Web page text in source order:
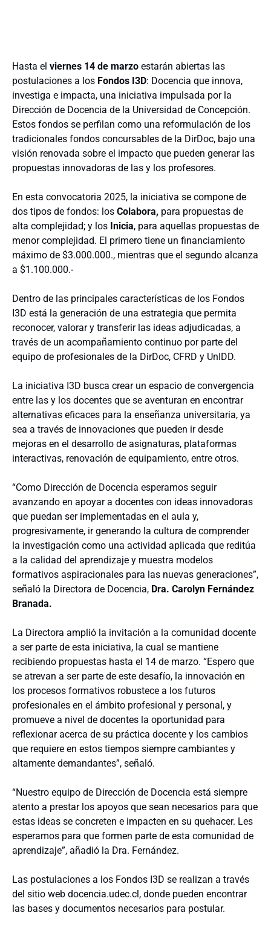
Hasta el viernes 14 de marzo estarán abiertas las
postulaciones a los Fondos I3D: Docencia que innova,
investiga e impacta, una iniciativa impulsada por la
Dirección de Docencia de la Universidad de Concepción.
Estos fondos se perfilan como una reformulación de los
tradicionales fondos concursables de la DirDoc, bajo una
visión renovada sobre el impacto que pueden generar las
propuestas innovadoras de las y los profesores.
En esta convocatoria 2025, la iniciativa se compone de
dos tipos de fondos: los Colabora, para propuestas de
alta complejidad; y los Inicia, para aquellas propuestas de
menor complejidad. El primero tiene un financiamiento
máximo de $3.000.000., mientras que el segundo alcanza
a $1.100.000.-
Dentro de las principales características de los Fondos
I3D está la generación de una estrategia que permita
reconocer, valorar y transferir las ideas adjudicadas, a
través de un acompañamiento continuo por parte del
equipo de profesionales de la DirDoc, CFRD y UnIDD.
La iniciativa I3D busca crear un espacio de convergencia
entre las y los docentes que se aventuran en encontrar
alternativas eficaces para la enseñanza universitaria, ya
sea a través de innovaciones que pueden ir desde
mejoras en el desarrollo de asignaturas, plataformas
interactivas, renovación de equipamiento, entre otros.
“Como Dirección de Docencia esperamos seguir
avanzando en apoyar a docentes con ideas innovadoras
que puedan ser implementadas en el aula y,
progresivamente, ir generando la cultura de comprender
la investigación como una actividad aplicada que reditúa
a la calidad del aprendizaje y muestra modelos
formativos aspiracionales para las nuevas generaciones”,
señaló la Directora de Docencia, Dra. Carolyn Fernández
Branada.
La Directora amplió la invitación a la comunidad docente
a ser parte de esta iniciativa, la cual se mantiene
recibiendo propuestas hasta el 14 de marzo. “Espero que
se atrevan a ser parte de este desafío, la innovación en
los procesos formativos robustece a los futuros
profesionales en el ámbito profesional y personal, y
promueve a nivel de docentes la oportunidad para
reflexionar acerca de su práctica docente y los cambios
que requiere en estos tiempos siempre cambiantes y
altamente demandantes”, señaló.
“Nuestro equipo de Dirección de Docencia está siempre
atento a prestar los apoyos que sean necesarios para que
estas ideas se concreten e impacten en su quehacer. Les
esperamos para que formen parte de esta comunidad de
aprendizaje”, añadió la Dra. Fernández.
Las postulaciones a los Fondos I3D se realizan a través
del sitio web docencia.udec.cl, donde pueden encontrar
las bases y documentos necesarios para postular.